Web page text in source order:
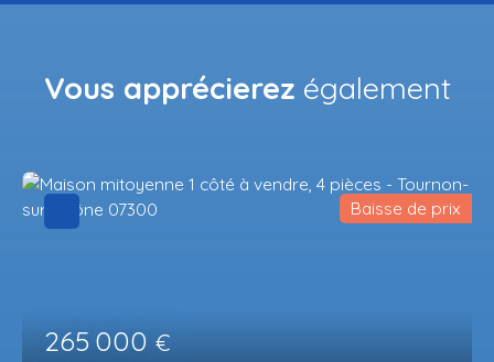
Vous apprécierez également
265 000 €
Baisse de prix